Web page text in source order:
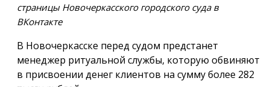
страницы Новочеркасского городского суда в
ВКонтакте
В Новочеркасске перед судом предстанет
менеджер ритуальной службы, которую обвиняют
в присвоении денег клиентов на сумму более 282